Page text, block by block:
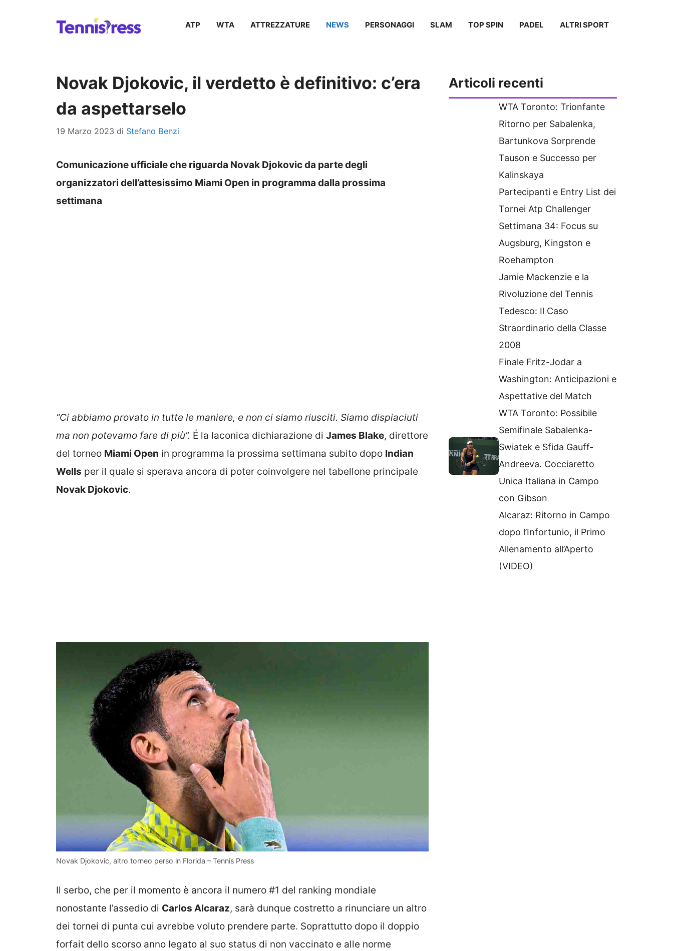
ATP WTA ATTREZZATURE NEWS PERSONAGGI SLAM TOP SPIN PADEL ALTRI SPORT
Novak Djokovic, il verdetto è definitivo: c’era
da aspettarselo
19 Marzo 2023 di Stefano Benzi
Comunicazione ufficiale che riguarda Novak Djokovic da parte degli
organizzatori dell’attesissimo Miami Open in programma dalla prossima
settimana
“Ci abbiamo provato in tutte le maniere, e non ci siamo riusciti. Siamo dispiaciuti
ma non potevamo fare di più”. É la laconica dichiarazione di James Blake, direttore
del torneo Miami Open in programma la prossima settimana subito dopo Indian
Wells per il quale si sperava ancora di poter coinvolgere nel tabellone principale
Novak Djokovic.
Novak Djokovic, altro torneo perso in Florida – Tennis Press
Il serbo, che per il momento è ancora il numero #1 del ranking mondiale
nonostante l’assedio di Carlos Alcaraz, sarà dunque costretto a rinunciare un altro
dei tornei di punta cui avrebbe voluto prendere parte. Soprattutto dopo il doppio
forfait dello scorso anno legato al suo status di non vaccinato e alle norme
Articoli recenti
WTA Toronto: Trionfante
Ritorno per Sabalenka,
Bartunkova Sorprende
Tauson e Successo per
Kalinskaya
Partecipanti e Entry List dei
Tornei Atp Challenger
Settimana 34: Focus su
Augsburg, Kingston e
Roehampton
Jamie Mackenzie e la
Rivoluzione del Tennis
Tedesco: Il Caso
Straordinario della Classe
2008
Finale Fritz-Jodar a
Washington: Anticipazioni e
Aspettative del Match
WTA Toronto: Possibile
Semifinale Sabalenka-
Swiatek e Sfida Gauff-
Andreeva. Cocciaretto
Unica Italiana in Campo
con Gibson
Alcaraz: Ritorno in Campo
dopo l’Infortunio, il Primo
Allenamento all’Aperto
(VIDEO)